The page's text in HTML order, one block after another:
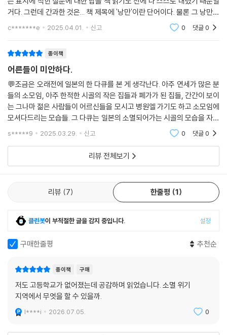
령처럼 떠돌게 되는 거라고.
동료, 환대, 함께하는 기억, 그로 인해 생겨날 연대
작가가 호스트로 활동 중인 ‘청년낭만살롱’은 단순한 취미 모임이나 친목
단체를 넘어선다. 얼만큼의 기간이든, 어떤 이유로든 지역에 유입된 청년
들을 모아 즐거운 시간과 같은 감수성을 공유하고 유대감을 형성하도록 돕
는다. 그리고 이로써 그들이 고성에 ‘자발적으로’ 머물도록 하는 데에 온 노
력을 기울이고 있다. 정책이나 제도적 지원으로는 채울 수 없는 정서적, 사
회적 필요를 충족시키는 활동이다.
어느 집단에 처음 갔을 때, 환대를 받아 본 사람은 알 것이다. 그 경험이 내
가 그 집단에 느끼는 애정과 소속감에 얼마나 큰 영향을 주는지 말이다. 낯
선 곳에서 나를 반갑게 맞아 주고 내 이야기에 귀 기울여 주며, 함께 시간을
보내며 웃을 수 있는 사람들이 있다는 건 크나큰 정서적 만족감을 준다.
“소외감과 외로움을 느끼는 사람은 결국엔 떠날 수밖에 없다. 자기 자리가
동료를 만들어 주는 일, 나아가 당신은 사람임을 확인시켜 주는 일을 해야
겠다고 생각했다. (…)
그렇지만 선명해진 부분이 있다. 지역의 청년 당사자가 직접 주체가 되어
거다. 그런데 간과한 것은... 책 제목에 '낭만'이란 단어이다. 물론 그 낭만은
다른 선지도 있는데 굳이 낭만을 선택한 것이라는 '하필'이란 단어와 더불
c*******e 2025.04.01. 신고 0 댓글0
종이책
어른들이 미안하다.
💬조금은 오래전에 일본의 한 다큐를 본 게 생각난다. 아주 연세가 많은 분
들의 소모임, 아주 한적한 시골의 작은 집들과 폐가가 된 집들, 간간이 보이
는 그나마 젊은 사람들이 어르신들을 모시고 병원엘 가기도 하고 소모임에
모셔다드리는 모습들. 그 다큐는 일본의 소멸되어가는 시골의 모습을 자세
히 다뤘다. 💬어느샌가 우리나라의 지방도 똑같아지고 있었다. 그런 방송
s*****9 2025.03.29. 신고 0 댓글0
리뷰 전체보기
리뷰 7 한줄평 1
클린봇이 부적절한 글을 감지 중입니다. 설정
구매한줄평 추천순
종이책 구매
저도 고등학교가 없어졌는데 공감하며 읽었습니다. 소멸 위기
지역에서 무엇을 할 수 있을까.
l****i 2026.07.05. 0